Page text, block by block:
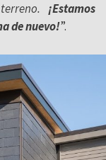
¡Estamos
de nuevo!”.